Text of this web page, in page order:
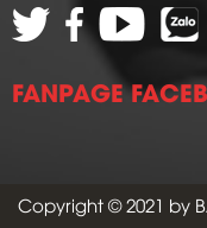
FANPAGE
Copyright © 2021 by